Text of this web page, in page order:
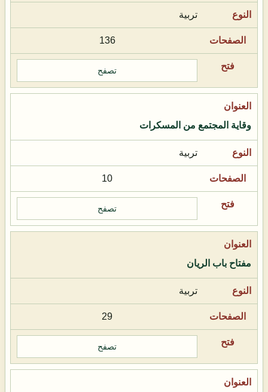
تربية
136
تصفح
وقاية المجتمع من المسكرات
تربية
10
تصفح
مفتاح باب الريان
تربية
29
تصفح